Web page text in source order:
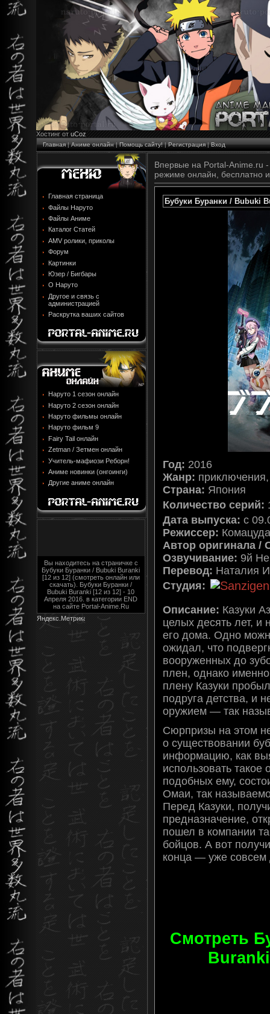
Хостинг от uCoz
Главная|Аниме онлайн|Помощь сайту!|Регистрация|Вход
Главная страница
Файлы Наруто
Файлы Аниме
Каталог Статей
AMV ролики, приколы
Форум
Картинки
Юзер / Бигбары
О Наруто
Другое и связь с
администрацией
Раскрутка ваших сайтов
Наруто 1 сезон онлайн
Наруто 2 сезон онлайн
Наруто фильмы онлайн
Наруто фильм 9
Fairy Tail онлайн
Zetman / Зетмен онлайн
Учитель-мафиози Реборн!
Аниме новинки (онгоинги)
Другие аниме онлайн
Вы находитесь на страничке с
Бубуки Буранки / Bubuki Buranki
[12 из 12] (смотреть онлайн или
скачать). Бубуки Буранки /
Bubuki Buranki [12 из 12] - 10
Апреля 2016. в категории END
на сайте Portal-Anime.Ru
Впервые на Portal-Anime.ru
режиме онлайн, бесплатно
Бубуки Буранки / Bubuki
Год: 2016
Жанр:
Страна: Япония
Количество серий:
Дата выпуска: c
Режиссер:
Автор оригинала /
Озвучивание: 9й
Перевод: Наталия
Студия:
Описание: Казуки
целых десять лет, и
его дома. Одно
ожидал, что
вооруженных до
плен, однако
плену Казуки
подруга детства, и
оружием — так
Сюрпризы на этом
о существовании
информацию, как
использовать
подобных ему,
Омаи, так
Перед Казуки,
предназначение,
пошел в компании
бойцов. А вот
конца — уже совсем
Смотреть